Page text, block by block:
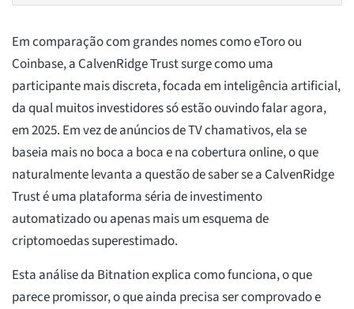
Em comparação com grandes nomes como eToro ou
Coinbase, a CalvenRidge Trust surge como uma
participante mais discreta, focada em inteligência artificial,
da qual muitos investidores só estão ouvindo falar agora,
em 2025. Em vez de anúncios de TV chamativos, ela se
baseia mais no boca a boca e na cobertura online, o que
naturalmente levanta a questão de saber se a CalvenRidge
Trust é uma plataforma séria de investimento
automatizado ou apenas mais um esquema de
criptomoedas superestimado.
Esta análise da Bitnation explica como funciona, o que
parece promissor, o que ainda precisa ser comprovado e